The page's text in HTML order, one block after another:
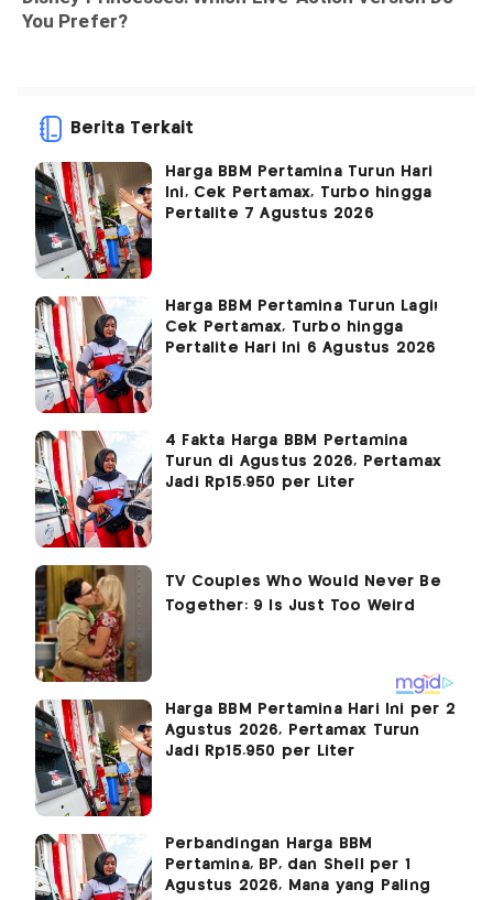
Berita Terkait
Harga BBM Pertamina Turun Hari
Ini, Cek Pertamax, Turbo hingga
Pertalite 7 Agustus 2026
Harga BBM Pertamina Turun Lagi!
Cek Pertamax, Turbo hingga
Pertalite Hari Ini 6 Agustus 2026
4 Fakta Harga BBM Pertamina
Turun di Agustus 2026, Pertamax
Jadi Rp15.950 per Liter
Harga BBM Pertamina Hari Ini per 2
Agustus 2026, Pertamax Turun
Jadi Rp15.950 per Liter
Perbandingan Harga BBM
Pertamina, BP, dan Shell per 1
Agustus 2026, Mana yang Paling